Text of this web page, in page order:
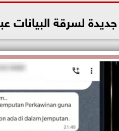
لسرقة البيانات